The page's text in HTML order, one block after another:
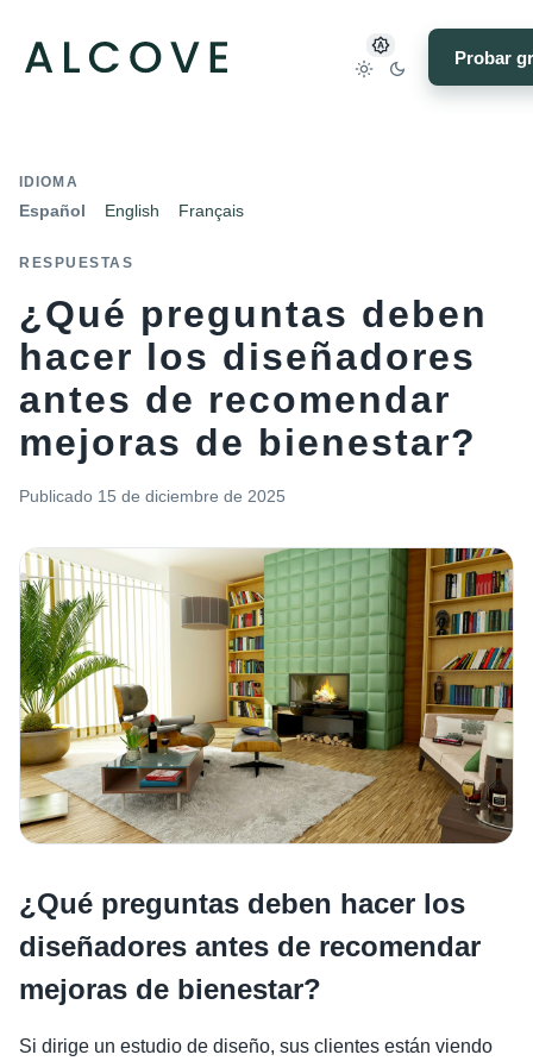
Probar
IDIOMA
Español English Français
RESPUESTAS
¿Qué preguntas deben
hacer los diseñadores
antes de recomendar
mejoras de bienestar?
Publicado 15 de diciembre de 2025
¿Qué preguntas deben hacer los
diseñadores antes de recomendar
mejoras de bienestar?
Si dirige un estudio de diseño, sus clientes están viendo